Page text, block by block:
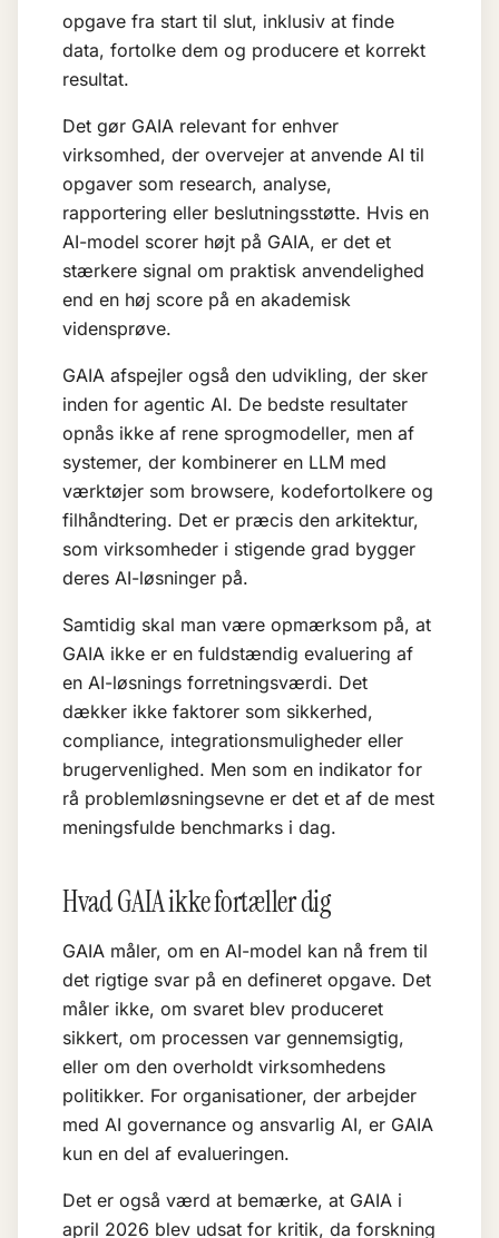
opgave fra start til slut, inklusiv at finde
data, fortolke dem og producere et korrekt
resultat.
Det gør GAIA relevant for enhver
virksomhed, der overvejer at anvende AI til
opgaver som research, analyse,
rapportering eller beslutningsstøtte. Hvis en
AI-model scorer højt på GAIA, er det et
stærkere signal om praktisk anvendelighed
end en høj score på en akademisk
vidensprøve.
GAIA afspejler også den udvikling, der sker
inden for agentic AI. De bedste resultater
opnås ikke af rene sprogmodeller, men af
systemer, der kombinerer en LLM med
værktøjer som browsere, kodefortolkere og
filhåndtering. Det er præcis den arkitektur,
som virksomheder i stigende grad bygger
deres AI-løsninger på.
Samtidig skal man være opmærksom på, at
GAIA ikke er en fuldstændig evaluering af
en AI-løsnings forretningsværdi. Det
dækker ikke faktorer som sikkerhed,
compliance, integrationsmuligheder eller
brugervenlighed. Men som en indikator for
rå problemløsningsevne er det et af de mest
meningsfulde benchmarks i dag.
Hvad GAIA ikke fortæller dig
GAIA måler, om en AI-model kan nå frem til
det rigtige svar på en defineret opgave. Det
måler ikke, om svaret blev produceret
sikkert, om processen var gennemsigtig,
eller om den overholdt virksomhedens
politikker. For organisationer, der arbejder
med AI governance og ansvarlig AI, er GAIA
kun en del af evalueringen.
Det er også værd at bemærke, at GAIA i
april 2026 blev udsat for kritik, da forskning